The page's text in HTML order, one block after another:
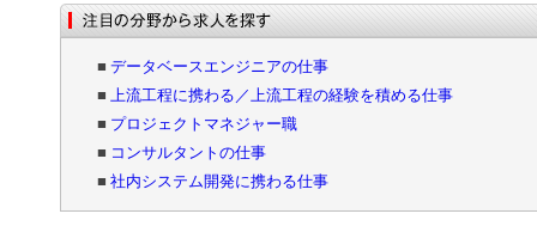
■ データベースエンジニアの仕事
■
上流工程に携わる／上流工程の経験を積める仕事
■ プロジェクトマネジャー職
■ コンサルタントの仕事
■ 社内システム開発に携わる仕事